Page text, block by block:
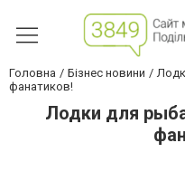
Головна Бізнес новини
фанатиков!
Лодки для